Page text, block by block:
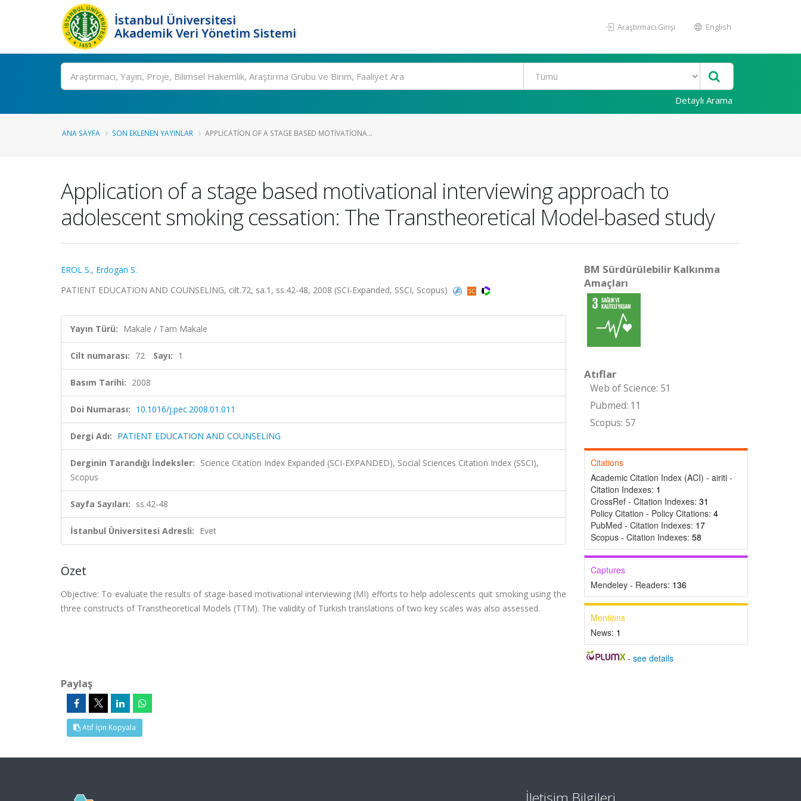
İstanbul Üniversitesi
Akademik Veri Yönetim Sistemi
Araştırmacı Girişi English
Ara
Detaylı Arama
ANA SAYFA SON EKLENEN YAYINLAR APPLICATION OF A STAGE BASED MOTIVATIONA...
Application of a stage based motivational interviewing approach to
adolescent smoking cessation: The Transtheoretical Model-based study
EROL S., Erdogan S.
PATIENT EDUCATION AND COUNSELING, cilt.72, sa.1, ss.42-48, 2008 (SCI-Expanded, SSCI, Scopus)
Yayın Türü: Makale / Tam Makale
Cilt numarası: 72 Sayı: 1
Basım Tarihi: 2008
Doi Numarası: 10.1016/j.pec.2008.01.011
Dergi Adı: PATIENT EDUCATION AND COUNSELING
Derginin Tarandığı İndeksler: Science Citation Index Expanded (SCI-EXPANDED), Social Sciences Citation Index (SSCI),
Scopus
Sayfa Sayıları: ss.42-48
İstanbul Üniversitesi Adresli: Evet
Özet
Objective: To evaluate the results of stage-based motivational interviewing (MI) efforts to help adolescents quit smoking using the
three constructs of Transtheoretical Models (TTM). The validity of Turkish translations of two key scales was also assessed.
BM Sürdürülebilir Kalkınma
Amaçları
Atıflar
Web of Science: 51
Pubmed: 11
Scopus: 57
Citations
Academic Citation Index (ACI) - airiti -
Citation Indexes: 1
CrossRef - Citation Indexes: 31
Policy Citation - Policy Citations: 4
PubMed - Citation Indexes: 17
Scopus - Citation Indexes: 58
Captures
Mendeley - Readers: 136
Mentions
News: 1
-see details
Paylaş
Atıf İçin Kopyala